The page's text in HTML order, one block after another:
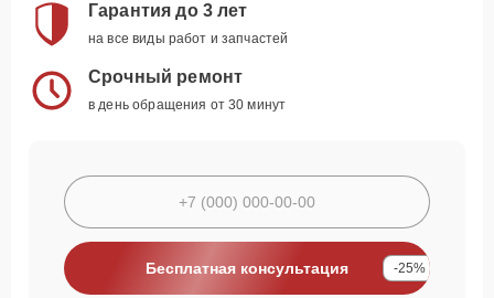
Гарантия до 3 лет
на все виды работ и запчастей
Срочный ремонт
в день обращения от 30 минут
Бесплатная консультация -25%